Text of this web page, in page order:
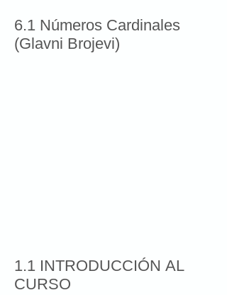
6.1 Números Cardinales
(Glavni Brojevi)
1.1 INTRODUCCIÓN AL
CURSO